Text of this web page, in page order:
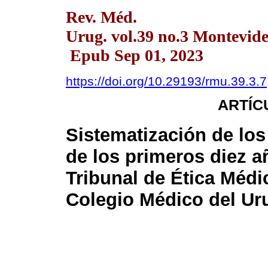
Rev. Méd.
Urug. vol.39 no.3
Epub Sep 01, 2023
https://doi.org/10.29193/rmu.39.3.7
Sistematización de
de los primeros diez
Tribunal de Ética
Colegio Médico del